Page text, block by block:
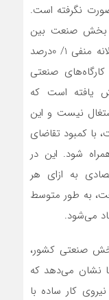
نگرفته است.
بخش صنعت بین
سال‌های 1390 تا 1400 به‌طور متوسط سالانه منفی 1/ 0‌درصد
صنعتی
1‌درصد افزایش یافته است که
نیست و این
کمبود تقاضای
شود. این در
به ‌‌‌ازای هر
به طور متوسط
صنعتی کشور،
نشان می‌دهد که
کار ساده با